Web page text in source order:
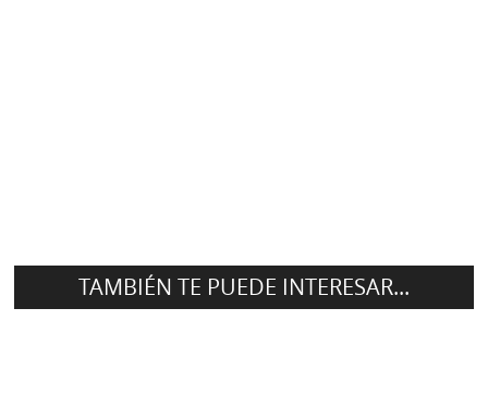
TAMBIÉN TE PUEDE INTERESAR...